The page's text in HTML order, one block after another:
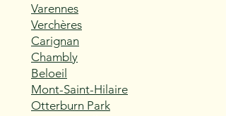
Varennes
Verchères
Carignan
Chambly
Beloeil
Mont-Saint-Hilaire
Otterburn Park